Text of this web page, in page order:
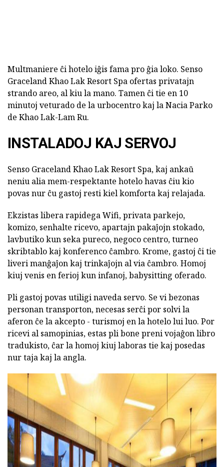
Multmaniere ĉi hotelo iĝis fama pro ĝia loko. Senso
Graceland Khao Lak Resort Spa ofertas privatajn
strando areo, al kiu la mano. Tamen ĉi tie en 10
minutoj veturado de la urbocentro kaj la Nacia Parko
de Khao Lak-Lam Ru.
INSTALADOJ KAJ SERVOJ
Senso Graceland Khao Lak Resort Spa, kaj ankaŭ
neniu alia mem-respektante hotelo havas ĉiu kio
povas nur ĉu gastoj resti kiel komforta kaj relajada.
Ekzistas libera rapidega Wifi, privata parkejo,
komizo, senhalte ricevo, apartajn pakaĵojn stokado,
lavbutiko kun seka pureco, negoco centro, turneo
skribtablo kaj konferenco ĉambro. Krome, gastoj ĉi tie
liveri manĝaĵon kaj trinkaĵojn al via ĉambro. Homoj
kiuj venis en ferioj kun infanoj, babysitting oferado.
Pli gastoj povas utiligi naveda servo. Se vi bezonas
personan transporton, necesas serĉi por solvi la
aferon ĉe la akcepto - turismoj en la hotelo lui luo. Por
ricevi al samopinias, estas pli bone preni vojaĝon libro
tradukisto, ĉar la homoj kiuj laboras tie kaj posedas
nur taja kaj la angla.